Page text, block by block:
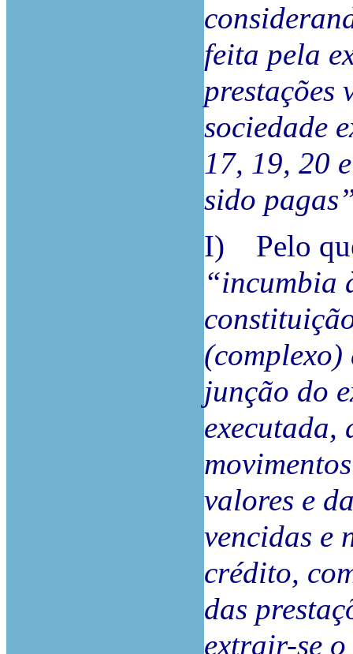
feita pela
prestações
sociedade
17, 19, 20
sido
I) Pelo
“incumbia
(complexo)
junção do
executada,
valores e
vencidas e
crédito,
das
extrair-se